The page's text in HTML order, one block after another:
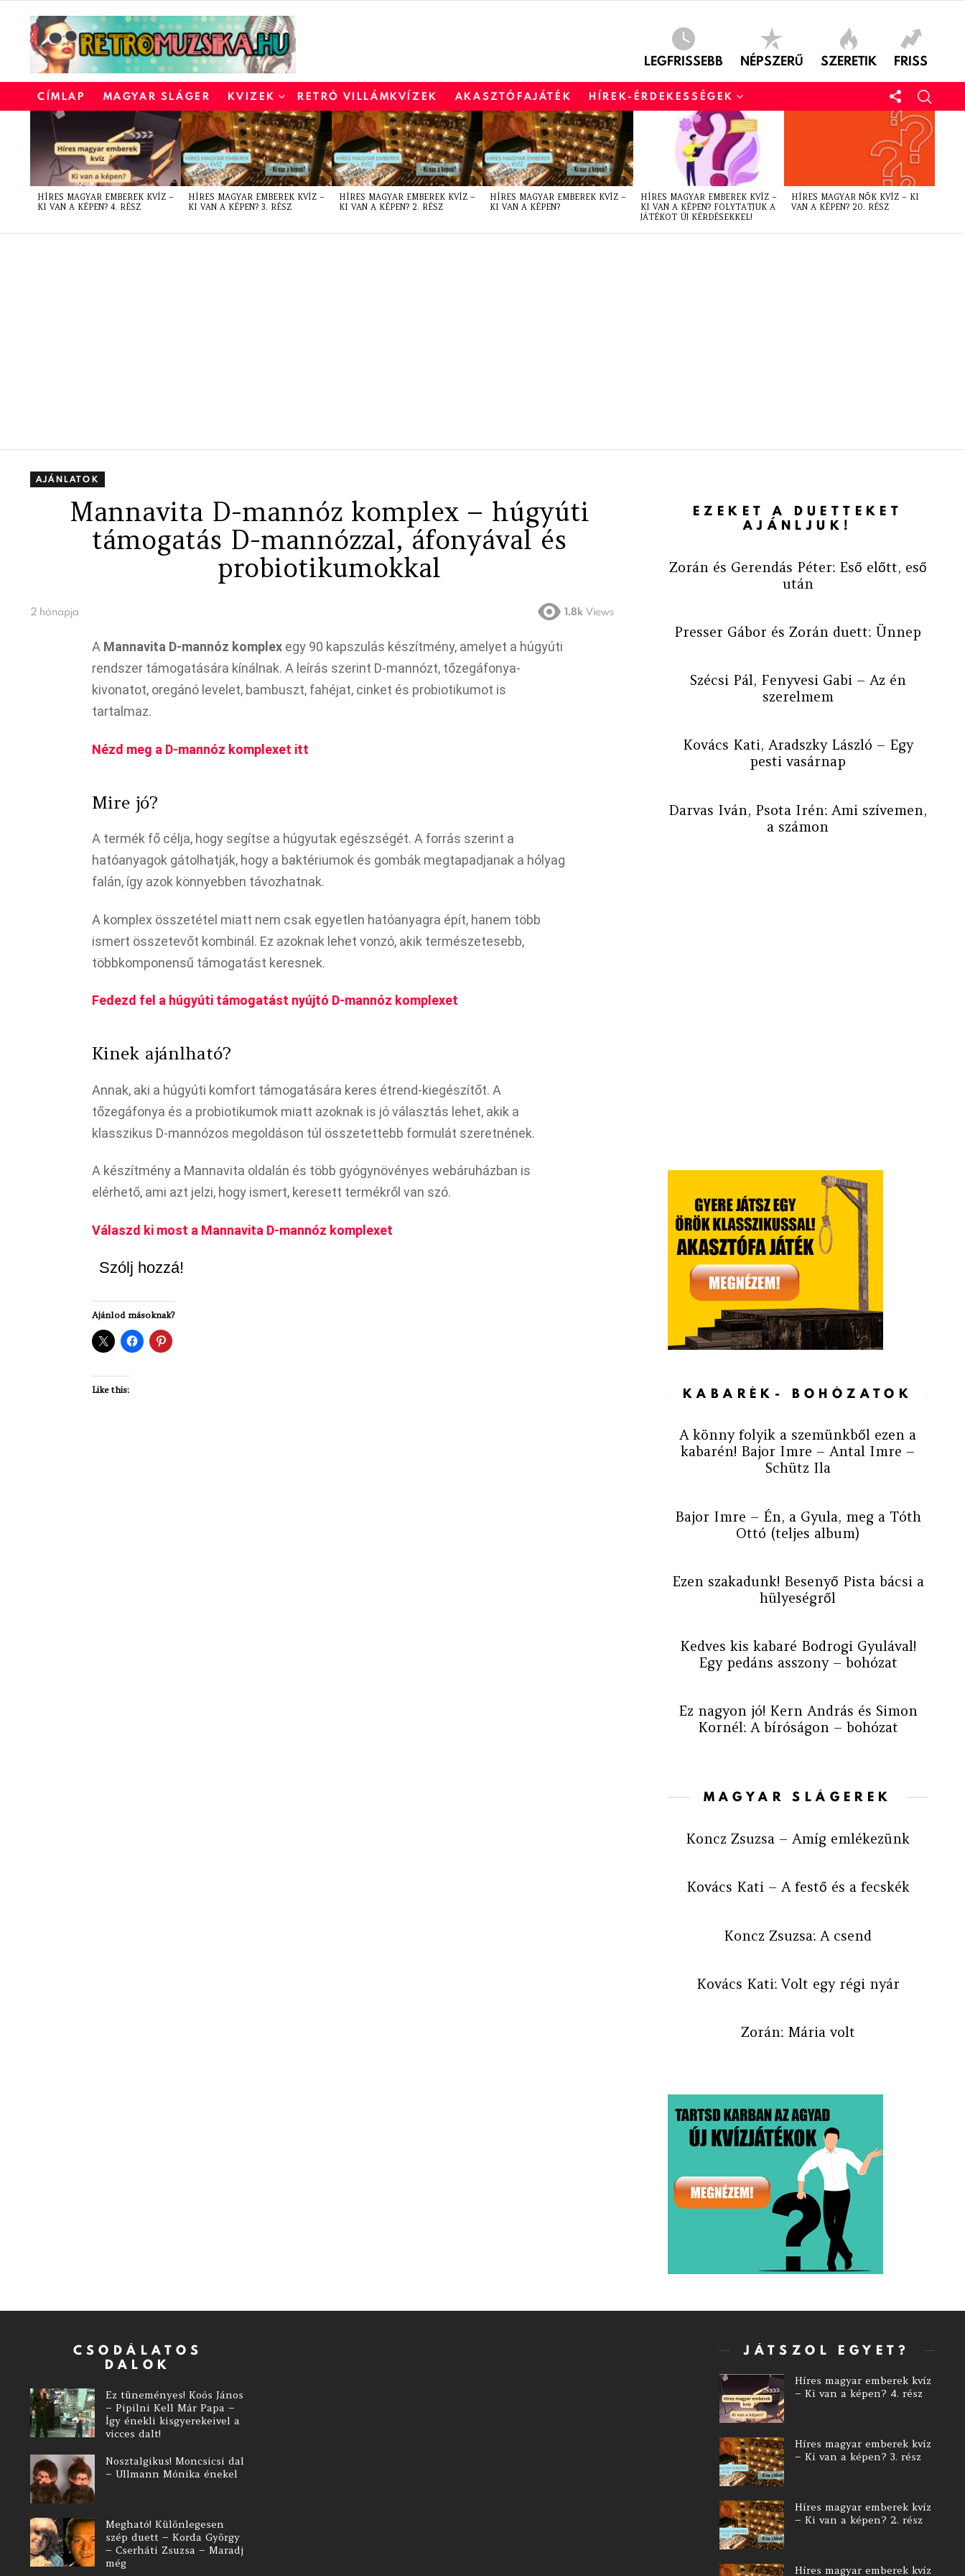
LEGFRISSEBB NÉPSZERŰ SZERETIK FRISS
CÍMLAP MAGYAR SLÁGER KVIZEK RETRÓ VILLÁMKVÍZEK AKASZTÓFAJÁTÉK HÍREK-ÉRDEKESSÉGEK
LATEST
STORIES
HÍRES MAGYAR EMBEREK KVÍZ –
KI VAN A KÉPEN? 4. RÉSZ
HÍRES MAGYAR EMBEREK KVÍZ –
KI VAN A KÉPEN? 3. RÉSZ
HÍRES MAGYAR EMBEREK KVÍZ –
KI VAN A KÉPEN? 2. RÉSZ
HÍRES MAGYAR EMBEREK KVÍZ –
KI VAN A KÉPEN?
HÍRES MAGYAR EMBEREK KVÍZ –
KI VAN A KÉPEN? FOLYTATJUK A
JÁTÉKOT ÚJ KÉRDÉSEKKEL!
HÍRES MAGYAR NŐK KVÍZ – KI
VAN A KÉPEN? 20. RÉSZ
AJÁNLATOK
Mannavita D-mannóz komplex – húgyúti
támogatás D-mannózzal, áfonyával és
probiotikumokkal
2 hónapja 1.8k Views
A Mannavita D-mannóz komplexegy 90 kapszulás készítmény, amelyet a húgyúti
rendszer támogatására kínálnak. A leírás szerint D-mannózt, tőzegáfonya-
kivonatot, oregánó levelet, bambuszt, fahéjat, cinket és probiotikumot is
tartalmaz.
Nézd meg a D-mannóz komplexet itt
Mire jó?
A termék fő célja, hogy segítse a húgyutak egészségét. A forrás szerint a
hatóanyagok gátolhatják, hogy a baktériumok és gombák megtapadjanak a hólyag
falán, így azok könnyebben távozhatnak.
A komplex összetétel miatt nem csak egyetlen hatóanyagra épít, hanem több
ismert összetevőt kombinál. Ez azoknak lehet vonzó, akik természetesebb,
többkomponensű támogatást keresnek.
Fedezd fel a húgyúti támogatást nyújtó D-mannóz komplexet
Kinek ajánlható?
Annak, aki a húgyúti komfort támogatására keres étrend-kiegészítőt. A
tőzegáfonya és a probiotikumok miatt azoknak is jó választás lehet, akik a
klasszikus D-mannózos megoldáson túl összetettebb formulát szeretnének.
A készítmény a Mannavita oldalán és több gyógynövényes webáruházban is
elérhető, ami azt jelzi, hogy ismert, keresett termékről van szó.
Válaszd ki most a Mannavita D-mannóz komplexet
Szólj hozzá!
Ajánlod másoknak?
Like this:
EZEKET A DUETTEKET
AJÁNLJUK!
Zorán és Gerendás Péter: Eső előtt, eső
után
Presser Gábor és Zorán duett: Ünnep
Szécsi Pál, Fenyvesi Gabi – Az én
szerelmem
Kovács Kati, Aradszky László – Egy
pesti vasárnap
Darvas Iván, Psota Irén: Ami szívemen,
a számon
KABARÉK- BOHÓZATOK
A könny folyik a szemünkből ezen a
kabarén! Bajor Imre – Antal Imre –
Schütz Ila
Bajor Imre – Én, a Gyula, meg a Tóth
Ottó (teljes album)
Ezen szakadunk! Besenyő Pista bácsi a
hülyeségről
Kedves kis kabaré Bodrogi Gyulával!
Egy pedáns asszony – bohózat
Ez nagyon jó! Kern András és Simon
Kornél: A bíróságon – bohózat
MAGYAR SLÁGEREK
Koncz Zsuzsa – Amíg emlékezünk
Kovács Kati – A festő és a fecskék
Koncz Zsuzsa: A csend
Kovács Kati: Volt egy régi nyár
Zorán: Mária volt
CSODÁLATOS
DALOK
Ez tüneményes! Koós János
– Pipilni Kell Már Papa –
Így énekli kisgyerekeivel a
vicces dalt!
Nosztalgikus! Moncsicsi dal
– Ullmann Mónika énekel
Megható! Különlegesen
szép duett – Korda György
– Cserháti Zsuzsa – Maradj
még
JÁTSZOL EGYET?
Híres magyar emberek kvíz
– Ki van a képen? 4. rész
Híres magyar emberek kvíz
– Ki van a képen? 3. rész
Híres magyar emberek kvíz
– Ki van a képen? 2. rész
Híres magyar emberek kvíz